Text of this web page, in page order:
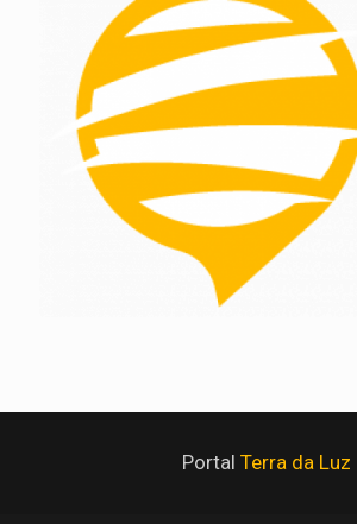
Portal Terra da Luz